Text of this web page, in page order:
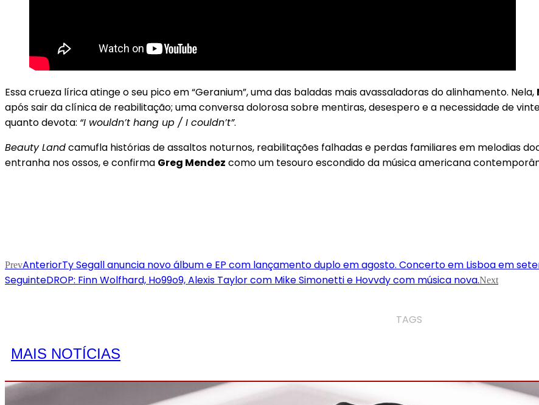
Essa crueza lírica atinge o seu pico em “Geranium”, uma das baladas mais avassaladoras do alinhamento. Nela,
após sair da clínica de reabilitação; uma conversa dolorosa sobre mentiras, desespero e a necessidade de
quanto devota: “I wouldn’t hang up / I couldn’t”.
Beauty Landcamufla histórias de assaltos noturnos, reabilitações falhadas e perdas familiares em melodias
entranha nos ossos, e confirma Greg Mendez como um tesouro escondido da música americana
PrevAnteriorTy Segall anuncia novo álbum e EP com lançamento duplo em agosto. Concerto em Lisboa em
SeguinteDROP: Finn Wolfhard, Ho99o9, Alexis Taylor com Mike Simonetti e Hovvdy com música nova.Next
TAGS
MAIS NOTÍCIAS